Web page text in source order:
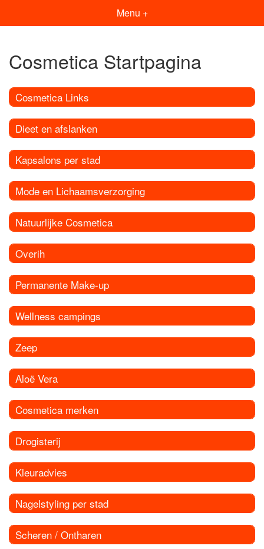
Menu +
Cosmetica Startpagina
Cosmetica Links
Dieet en afslanken
Kapsalons per stad
Mode en Lichaamsverzorging
Natuurlijke Cosmetica
Overih
Permanente Make-up
Wellness campings
Zeep
Aloë Vera
Cosmetica merken
Drogisterij
Kleuradvies
Nagelstyling per stad
Scheren / Ontharen